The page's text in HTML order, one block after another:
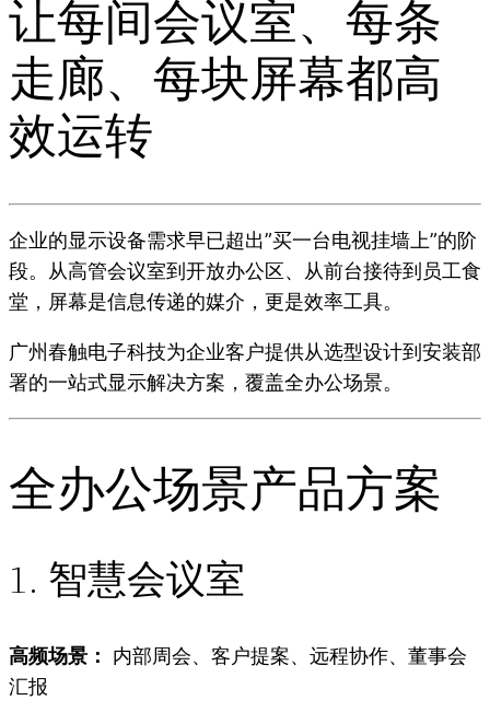
让每间会议室、每条
走廊、每块屏幕都高
效运转
企业的显示设备需求早已超出”买一台电视挂墙上”的阶
段。从高管会议室到开放办公区、从前台接待到员工食
堂，屏幕是信息传递的媒介，更是效率工具。
广州春触电子科技为企业客户提供从选型设计到安装部
署的一站式显示解决方案，覆盖全办公场景。
全办公场景产品方案
1. 智慧会议室
高频场景：
内部周会、客户提案、远程协作、董事会
汇报